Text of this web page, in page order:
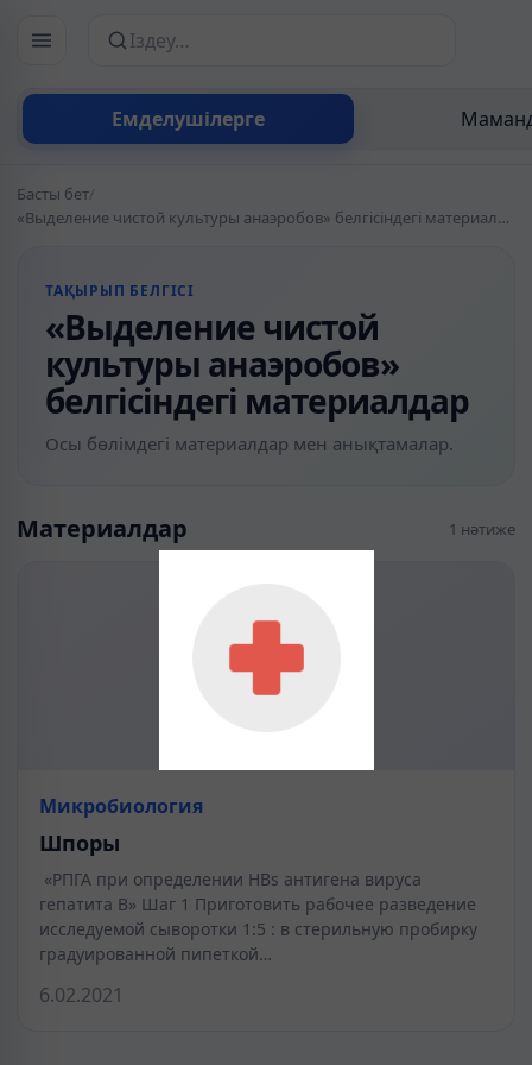
Емделушілерге
Сайттан іздеу
Басты бет/
«Выделение чистой культуры анаэробов» белгісіндегі материалдар
ТАҚЫРЫП БЕЛГІСІ
«Выделение чистой
культуры анаэробов»
белгісіндегі материалдар
Осы бөлімдегі материалдар мен анықтамалар.
Материалдар 1 нәтиже
Микробиология
Шпоры
«РПГА при определении HBs антигена вируса
гепатита В» Шаг 1 Приготовить рабочее разведение
исследуемой сыворотки 1:5 : в стерильную пробирку
градуированной пипеткой…
6.02.2021